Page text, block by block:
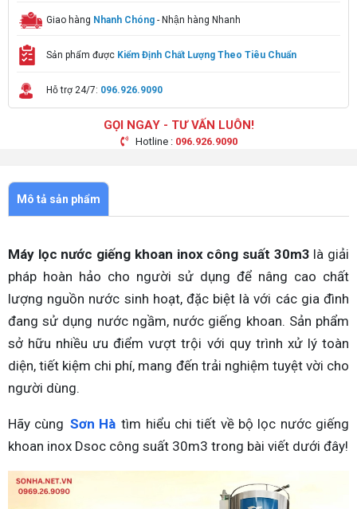
Giao hàng Nhanh Chóng - Nhận hàng Nhanh
Sản phẩm được Kiểm Định Chất Lượng Theo Tiêu Chuẩn
Hỗ trợ 24/7: 096.926.9090
GỌI NGAY - TƯ VẤN LUÔN!
Hotline : 096.926.9090
Mô tả sản phẩm
Máy lọc nước giếng khoan inox công suất 30m3 là giải
pháp hoàn hảo cho người sử dụng để nâng cao chất
lượng nguồn nước sinh hoạt, đặc biệt là với các gia đình
đang sử dụng nước ngầm, nước giếng khoan. Sản phẩm
sở hữu nhiều ưu điểm vượt trội với quy trình xử lý toàn
diện, tiết kiệm chi phí, mang đến trải nghiệm tuyệt vời cho
người dùng.
Hãy cùng Sơn Hà tìm hiểu chi tiết về bộ lọc nước giếng
khoan inox Dsoc công suất 30m3 trong bài viết dưới đây!